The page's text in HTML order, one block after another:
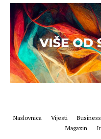
Naslovnica Vijesti Business
Magazin